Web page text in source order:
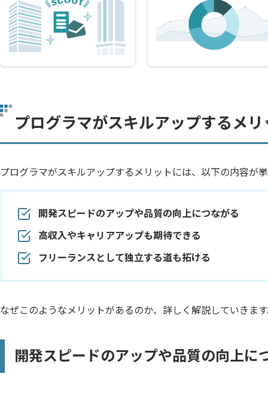
プログラマがスキルアップするメリ
プログラマがスキルアップするメリットには、以下の内容が
開発スピードのアップや品質の向上につながる
高収入やキャリアアップも期待できる
フリーランスとして独立する道も拓ける
なぜこのようなメリットがあるのか、詳しく解説していきま
開発スピードのアップや品質の向上に